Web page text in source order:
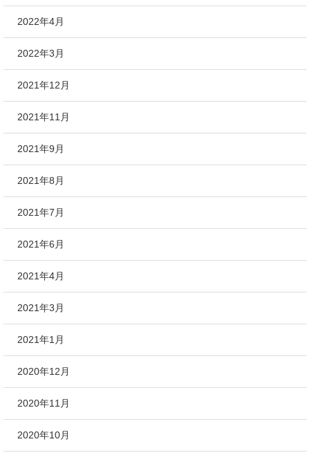
2022年4月
2022年3月
2021年12月
2021年11月
2021年9月
2021年8月
2021年7月
2021年6月
2021年4月
2021年3月
2021年1月
2020年12月
2020年11月
2020年10月